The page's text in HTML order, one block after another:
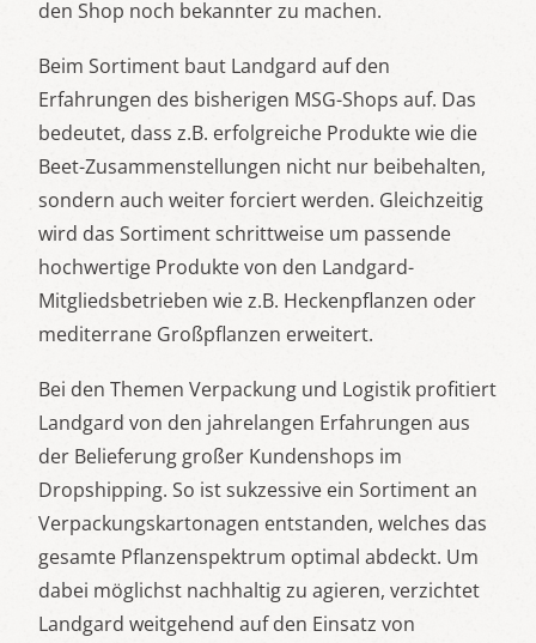
den Shop noch bekannter zu machen.
Beim Sortiment baut Landgard auf den
Erfahrungen des bisherigen MSG-Shops auf. Das
bedeutet, dass z.B. erfolgreiche Produkte wie die
Beet-Zusammenstellungen nicht nur beibehalten,
sondern auch weiter forciert werden. Gleichzeitig
wird das Sortiment schrittweise um passende
hochwertige Produkte von den Landgard-
Mitgliedsbetrieben wie z.B. Heckenpflanzen oder
mediterrane Großpflanzen erweitert.
Bei den Themen Verpackung und Logistik profitiert
Landgard von den jahrelangen Erfahrungen aus
der Belieferung großer Kundenshops im
Dropshipping. So ist sukzessive ein Sortiment an
Verpackungskartonagen entstanden, welches das
gesamte Pflanzenspektrum optimal abdeckt. Um
dabei möglichst nachhaltig zu agieren, verzichtet
Landgard weitgehend auf den Einsatz von